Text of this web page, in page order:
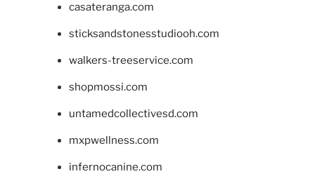
casateranga.com
sticksandstonesstudiooh.com
walkers-treeservice.com
shopmossi.com
untamedcollectivesd.com
mxpwellness.com
infernocanine.com